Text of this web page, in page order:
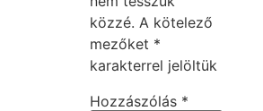
közzé. A kötelező
mezőket *
karakterrel jelöltük
Hozzászólás *